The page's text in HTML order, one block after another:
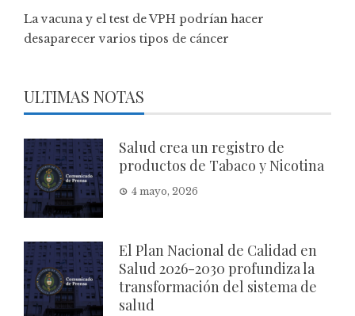
La vacuna y el test de VPH podrían hacer
desaparecer varios tipos de cáncer
ULTIMAS NOTAS
Salud crea un registro de
productos de Tabaco y Nicotina
4 mayo, 2026
El Plan Nacional de Calidad en
Salud 2026-2030 profundiza la
transformación del sistema de
salud